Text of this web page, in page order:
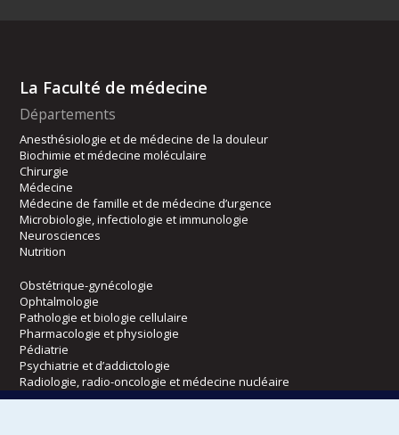
La Faculté de médecine
Départements
Anesthésiologie et de médecine de la douleur
Biochimie et médecine moléculaire
Chirurgie
Médecine
Médecine de famille et de médecine d’urgence
Microbiologie, infectiologie et immunologie
Neurosciences
Nutrition
Obstétrique-gynécologie
Ophtalmologie
Pathologie et biologie cellulaire
Pharmacologie et physiologie
Pédiatrie
Psychiatrie et d’addictologie
Radiologie, radio-oncologie et médecine nucléaire